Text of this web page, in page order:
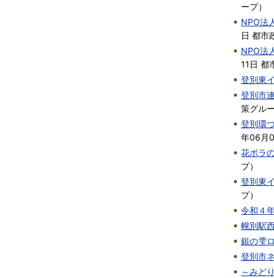
ープ）
NPO法
日 都市
NPO法
11日 都
登別東
登別市
策グル
登別環
年06月
花ボラ
プ）
登別東
プ）
令和４
幌別駅
銀の雫
登別市
～みど